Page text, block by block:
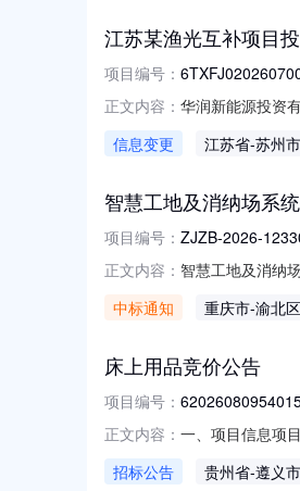
江苏某渔光互补项目
项目编号：
正文内容： 华润新能源投资
2026年08月12
信息变更 江苏省-苏州市
智慧工地及消纳场系
项目编号： ZJZB-2026-
正文内容： 智慧工地及消纳
限公司98.50评
中标通知 重庆市-渝北区
床上用品竞价公告
项目编号：
正文内容： 一、项目信息项
求描述:-;次要
招标公告 贵州省-遵义市